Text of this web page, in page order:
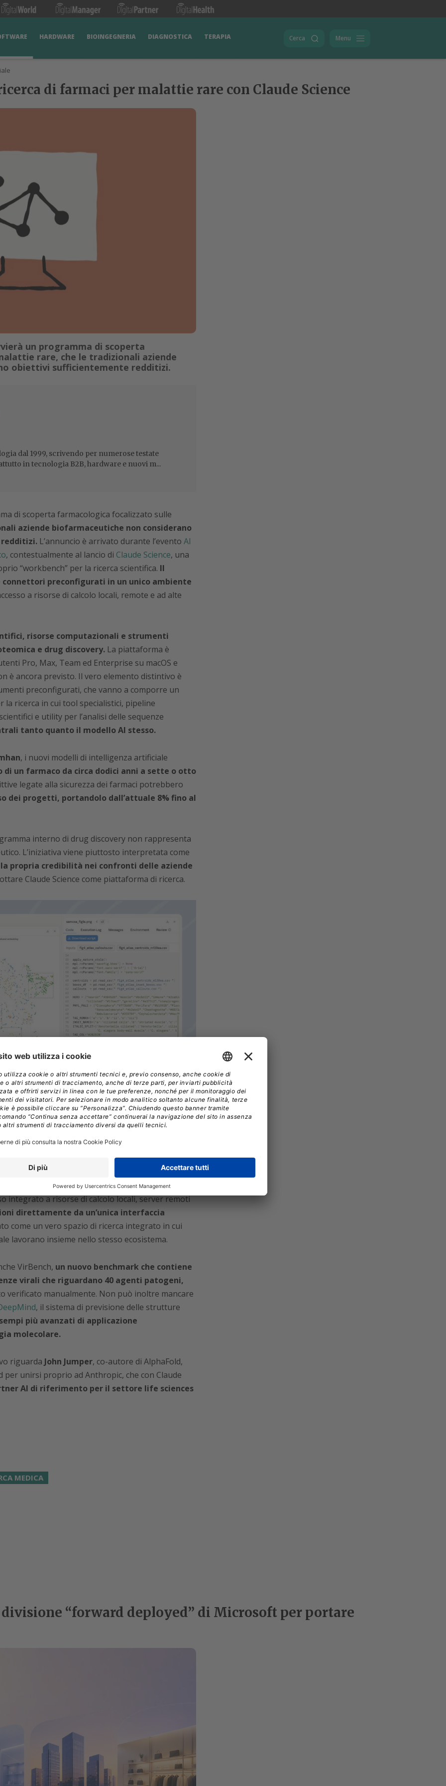
HARDWARE BIOINGEGNERIA DIAGNOSTICA TERAPIA Cerca Menu
di farmaci per malattie rare con Claude Science
un programma di scoperta
rare, che le tradizionali aziende
obiettivi sufficientemente redditizi.
dal 1999, scrivendo per numerose testate
in tecnologia B2B, hardware e nuovi m...
di scoperta farmacologica focalizzato sulle
aziende biofarmaceutiche non considerano
L’annuncio è arrivato durante l’evento AI
, contestualmente al lancio di Claude Science, una
“workbench” per la ricerca scientifica. Il
preconfigurati in un unico ambiente
a risorse di calcolo locali, remote e ad alte
risorse computazionali e strumenti
e drug discovery.La piattaforma è
Pro, Max, Team ed Enterprise su macOS e
è ancora previsto. Il vero elemento distintivo è
preconfigurati, che vanno a comporre un
ricerca in cui tool specialistici, pipeline
e utility per l’analisi delle sequenze
tanto quanto il modello AI stesso.
, i nuovi modelli di intelligenza artificiale
un farmaco da circa dodici anni a sette o otto
legate alla sicurezza dei farmaci potrebbero
dei progetti, portandolo dall’attuale 8% fino al
interno di drug discovery non rappresenta
L’iniziativa viene piuttosto interpretata come
propria credibilità nei confronti delle aziende
Claude Science come piattaforma di ricerca.
utilizzare Claude Science internamente per
alle malattie rare, produrre risultati
clienti del settore pharma che la piattaforma
reali e non soltanto su benchmark teorici.
integrato a risorse di calcolo locali, server remoti
direttamente da un’unica interfaccia
come un vero spazio di ricerca integrato in cui
lavorano insieme nello stesso ecosistema.
VirBench, un nuovo benchmark che contiene
virali che riguardano 40 agenti patogeni,
verificato manualmente. Non può inoltre mancare
, il sistema di previsione delle strutture
più avanzati di applicazione
molecolare.
riguarda John Jumper, co-autore di AlphaFold,
per unirsi proprio ad Anthropic, che con Claude
AI di riferimento per il settore life sciences
MEDICA
“forward deployed” di Microsoft per portare